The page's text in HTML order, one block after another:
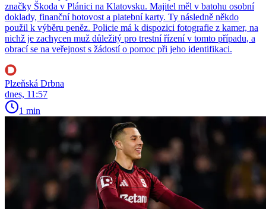
značky Škoda v Plánici na Klatovsku. Majitel měl v batohu osobní
doklady, finanční hotovost a platební karty. Ty následně někdo
použil k výběru peněz. Policie má k dispozici fotografie z kamer, na
nichž je zachycen muž důležitý pro trestní řízení v tomto případu, a
obrací se na veřejnost s žádostí o pomoc při jeho identifikaci.
Plzeňská Drbna
dnes, 11:57
1 min